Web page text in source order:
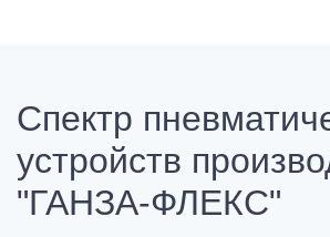
Спектр
устройств
"ГАНЗА-ФЛЕКС"